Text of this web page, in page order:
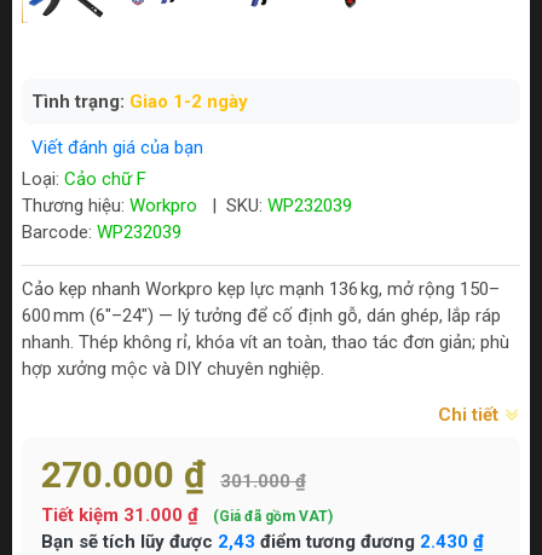
Tình trạng: Giao 1-2 ngày
Viết đánh giá của bạn
Loại: Cảo chữ F
Thương hiệu: Workpro SKU: WP232039
Barcode: WP232039
Cảo kẹp nhanh Workpro kẹp lực mạnh 136 kg, mở rộng 150–
600 mm (6"–24") — lý tưởng để cố định gỗ, dán ghép, lắp ráp
nhanh. Thép không rỉ, khóa vít an toàn, thao tác đơn giản; phù
hợp xưởng mộc và DIY chuyên nghiệp.
Chi tiết
270.000 ₫
301.000 ₫
Tiết kiệm 31.000 ₫ (Giá đã gồm VAT)
Bạn sẽ tích lũy được 2,43 điểm tương đương 2.430 ₫